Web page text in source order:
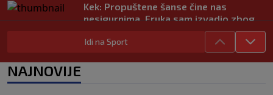
Kek: Propuštene šanse čine nas
nesigurnima. Fruka sam izvadio zbog
ozljede, pripremamo se na život bez
njega
Idi na Sport
NAJNOVIJE